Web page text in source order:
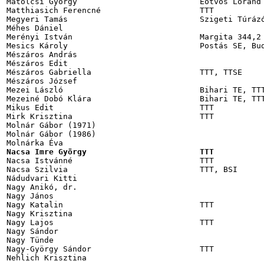
Nacsa Imre György                        TTT